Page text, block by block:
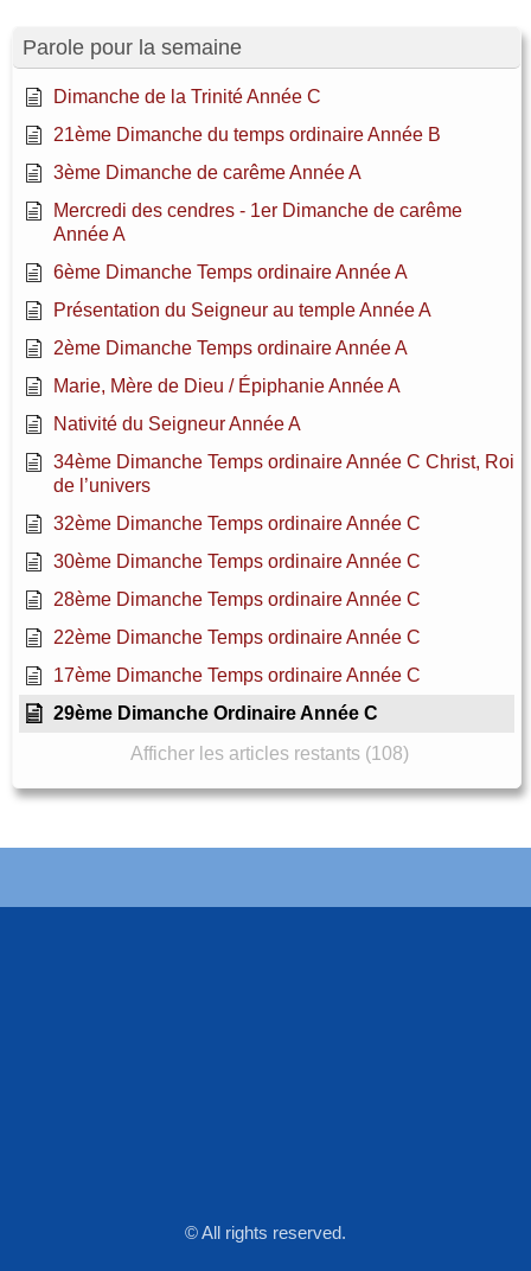
Parole pour la semaine
Dimanche de la Trinité Année C
21ème Dimanche du temps ordinaire Année B
3ème Dimanche de carême Année A
Mercredi des cendres - 1er Dimanche de carême
Année A
6ème Dimanche Temps ordinaire Année A
Présentation du Seigneur au temple Année A
2ème Dimanche Temps ordinaire Année A
Marie, Mère de Dieu / Épiphanie Année A
Nativité du Seigneur Année A
34ème Dimanche Temps ordinaire Année C Christ, Roi
de l’univers
32ème Dimanche Temps ordinaire Année C
30ème Dimanche Temps ordinaire Année C
28ème Dimanche Temps ordinaire Année C
22ème Dimanche Temps ordinaire Année C
17ème Dimanche Temps ordinaire Année C
29ème Dimanche Ordinaire Année C
Afficher les articles restants (108)
© All rights reserved.